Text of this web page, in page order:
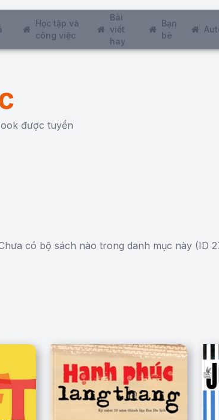
Học tập và
công việc
Bài
viết
hay
Bạn
bè
được tuyển
có bộ sách nào trong danh mục này (ID